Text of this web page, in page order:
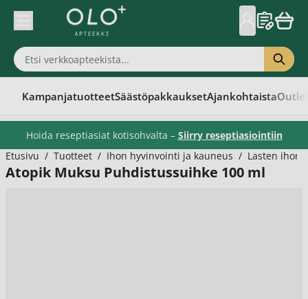
Skip to Content
KampanjatuotteetSäästöpakkauksetAjankohtaista
Hoida reseptiasiat kotisohvalta – Siirry reseptiasiointiin
Etusivu / Tuotteet / Ihon hyvinvointi ja kauneus / Lasten
Atopik Muksu Puhdistussuihke 100 ml